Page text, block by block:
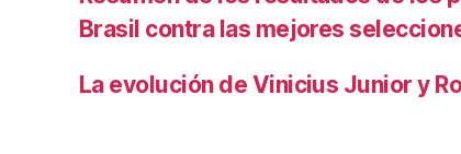
Brasil contra las mejores
La evolución de Vinicius Junior y